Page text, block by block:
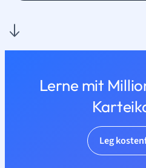
Lerne mit
Leg